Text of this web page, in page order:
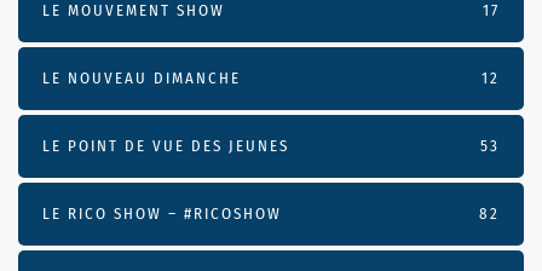
LE MOUVEMENT SHOW 17
LE NOUVEAU DIMANCHE 12
LE POINT DE VUE DES JEUNES 53
LE RICO SHOW – #RICOSHOW 82